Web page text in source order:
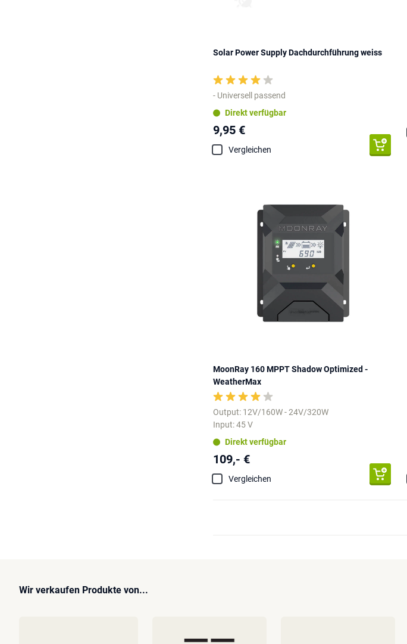
Solar Power Supply Dachdurchführung weiss
- Universell passend
Direkt verfügbar
9,95 €
Vergleichen
MoonRay 160 MPPT Shadow Optimized -
WeatherMax
Output: 12V/160W - 24V/320W
Input: 45 V
Direkt verfügbar
109,- €
Vergleichen
Wir verkaufen Produkte von...